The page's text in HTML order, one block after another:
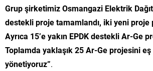
Grup şirketimiz Osmangazi Elektrik
destekli proje tamamlandı, iki yeni
Ayrıca 15’e yakın EPDK destekli Ar-Ge
Toplamda yaklaşık 25 Ar-Ge projesini eş
yönetiyoruz”.